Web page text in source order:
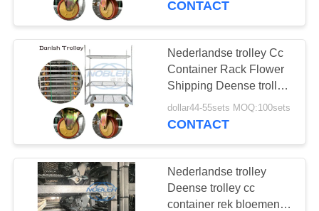
CONTACT
Nederlandse trolley Cc
Container Rack Flower
Shipping Deense trolley
cart
dollar44-55sets MOQ:100sets
CONTACT
Nederlandse trolley
Deense trolley cc
container rek bloemen